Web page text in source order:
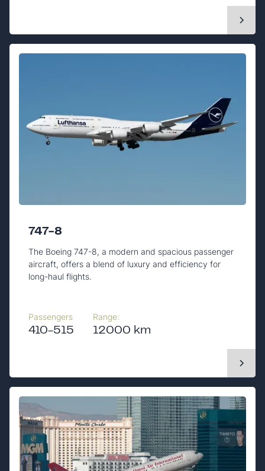
747-8
The Boeing 747-8, a modern and spacious passenger
aircraft, offers a blend of luxury and efficiency for
long-haul flights.
Passengers
410-515
Range:
12000 km